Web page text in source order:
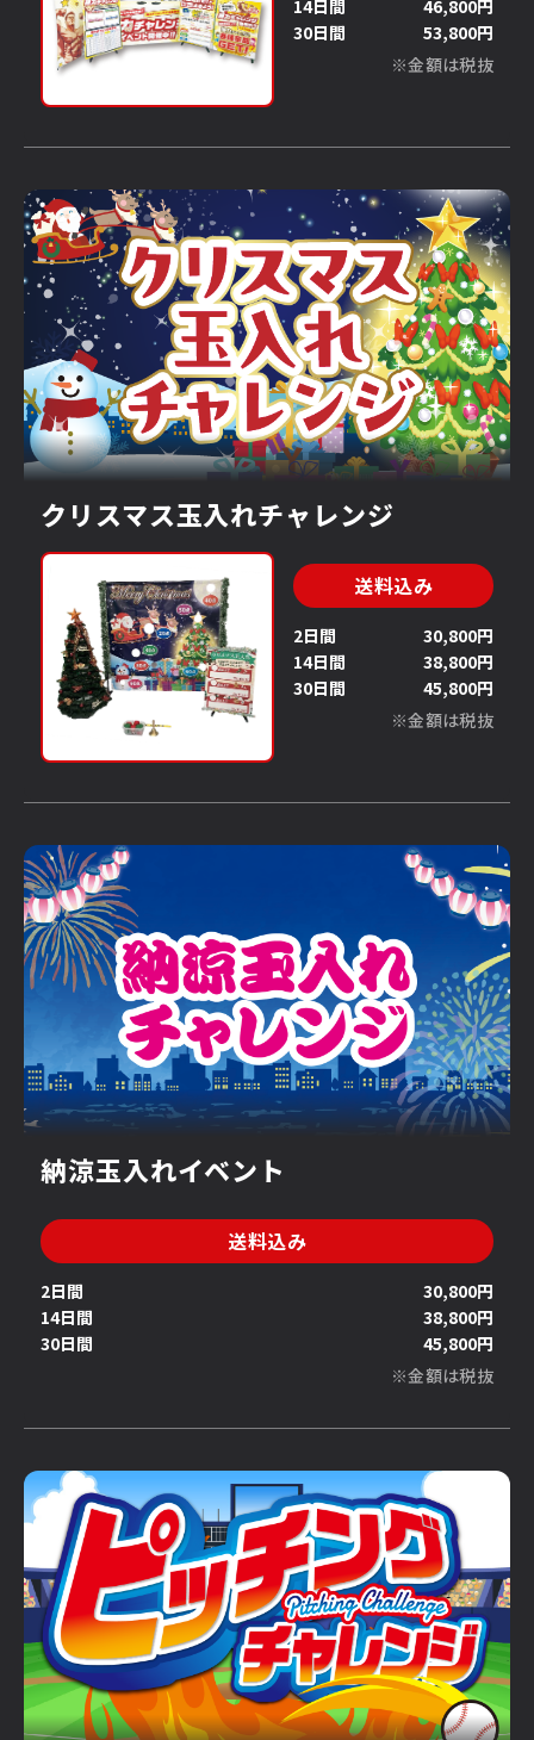
14日間
46,800円
30日間
53,800円
※金額は税抜
クリスマス玉入れチャレンジ
送料込み
2日間
30,800円
14日間
38,800円
30日間
45,800円
※金額は税抜
納涼玉入れイベント
送料込み
2日間
30,800円
14日間
38,800円
30日間
45,800円
※金額は税抜